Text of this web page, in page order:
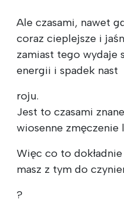
Ale czasami, nawet
coraz cieplejsze i
zamiast tego wydaje
energii i spadek nast
roju.
Jest to czasami
wiosenne zmęczenie
Więc co to
masz z tym do
?